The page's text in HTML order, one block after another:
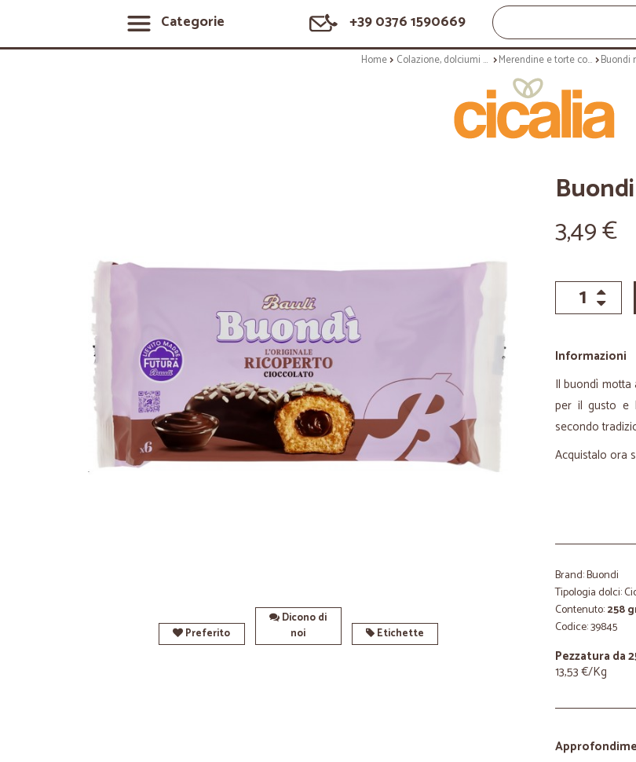
Categorie +39 0376 1590669
Home Colazione, dolciumi e snack Merendine e torte confezionate
Preferito
Dicono di
noi
Etichette
3,49 €
Informazioni
Il buondì motta
per il gusto e
secondo
Acquistalo ora
Brand: Buondi
Tipologia dolci:
Contenuto:258
Codice: 39845
Pezzatura da
13,53 €/Kg